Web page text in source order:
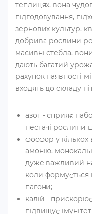
теплицях, вона
підгодовування,
зернових культур,
добрива рослини
масивні стебла,
дають багатий
рахунок наявності
входять до складу
азот - сприяє
нестачі рослини
фосфор у
амонію,
дуже важливий на
коли формується
пагони;
калій -
підвищує